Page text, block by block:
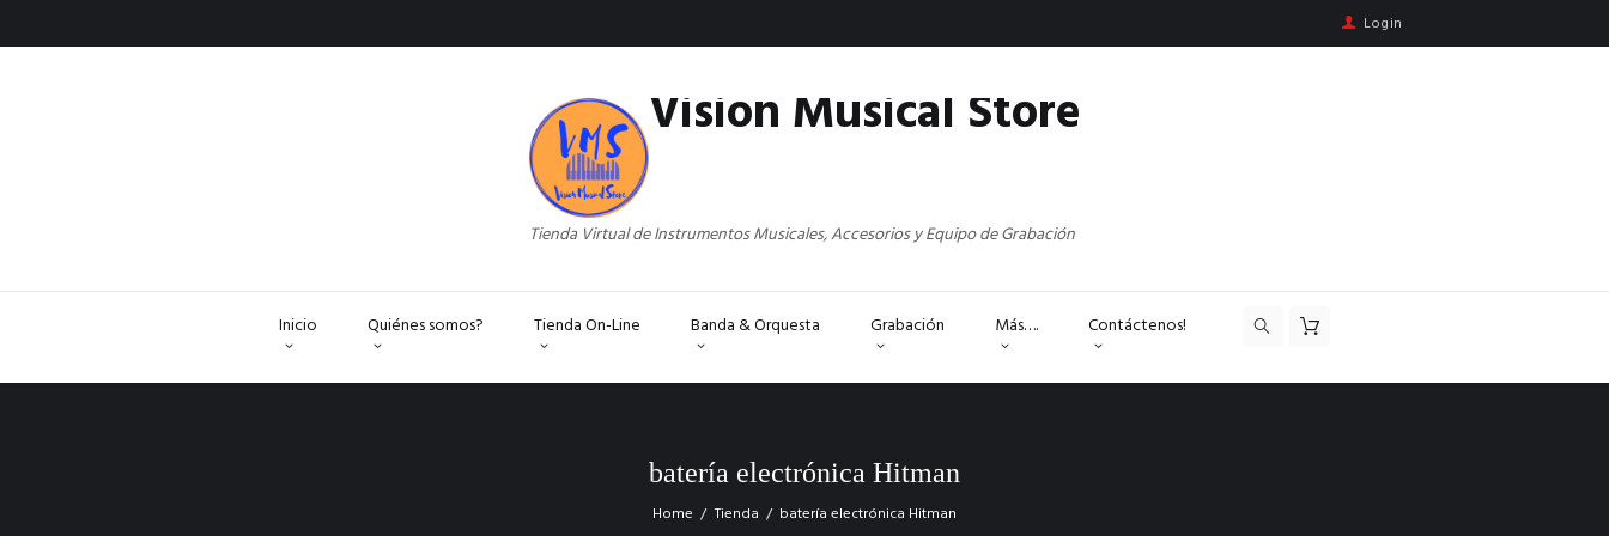
Login
Vision Musical Store
Tienda Virtual de Instrumentos Musicales, Accesorios y Equipo de Grabación
Inicio Quiénes somos? Tienda On-Line Banda & Orquesta Grabación Más…. Contáctenos!
batería electrónica Hitman
Home Tienda batería electrónica Hitman